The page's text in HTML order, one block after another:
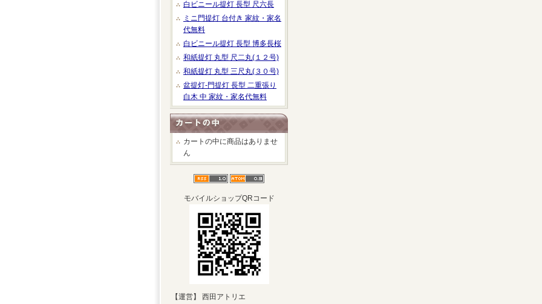
白ビニール提灯 長型 尺六長
ミニ門提灯 台付き 家紋・家名
代無料
白ビニール提灯 長型 博多長桜
和紙提灯 丸型 尺二丸(１２号)
和紙提灯 丸型 三尺丸(３０号)
盆提灯-門提灯 長型 二重張り
白木 中 家紋・家名代無料
カートの中に商品はありませ
ん
モバイルショップQRコード
【運営】 西田アトリエ